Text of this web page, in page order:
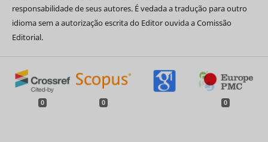
responsabilidade de seus autores. É vedada a tradução para outro
idioma sem a autorização escrita do Editor ouvida a Comissão
Editorial.
0 0 0